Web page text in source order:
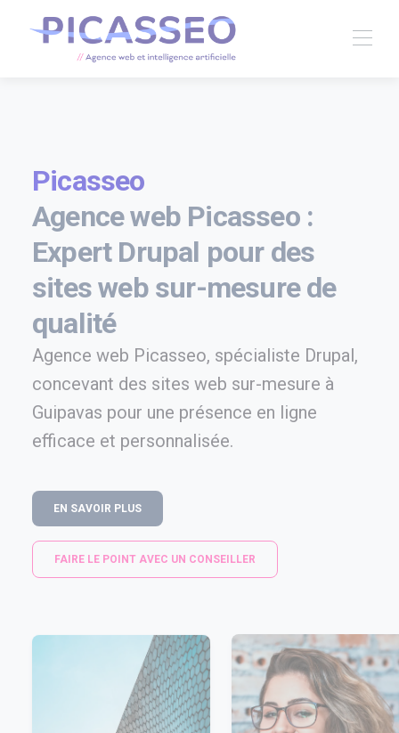
Picasseo
Agence web Picasseo :
Expert Drupal pour des
sites web sur-mesure de
qualité
Agence web Picasseo, spécialiste Drupal,
concevant des sites web sur-mesure à
Guipavas pour une présence en ligne
efficace et personnalisée.
EN SAVOIR PLUS
FAIRE LE POINT AVEC UN CONSEILLER